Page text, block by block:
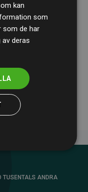
i
för
på att vårt
TUSENTALS ANDRA
kan
som
som de har
av deras